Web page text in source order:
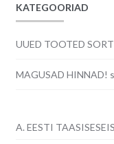
KATEGOORIAD
UUED TOOTED
MAGUSAD HINNAD!
A. EESTI